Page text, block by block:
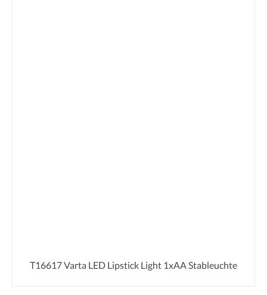
T16617 Varta LED Lipstick Light 1xAA Stableuchte